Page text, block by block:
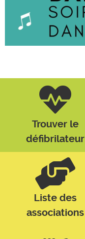
Trouver le
défibrilateur
Liste des
associations